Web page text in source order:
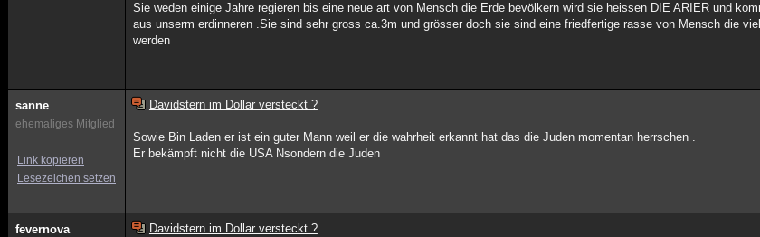
Sie weden einige Jahre regieren bis eine neue art von Mensch die Erde bevölkern wird sie heissen DIE ARIER und
aus unserm erdinneren .Sie sind sehr gross ca.3m und grösser doch sie sind eine friedfertige rasse von Mensch die
werden
sanne
ehemaliges Mitglied
Link kopieren
Lesezeichen setzen
Davidstern im Dollar versteckt ?
Sowie Bin Laden er ist ein guter Mann weil er die wahrheit erkannt hat das die Juden momentan herrschen .
Er bekämpft nicht die USA Nsondern die Juden
fevernova Davidstern im Dollar versteckt ?